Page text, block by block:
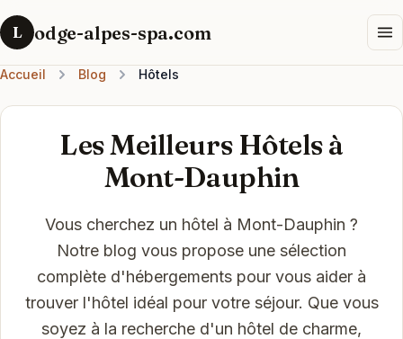
L odge-alpes-spa.com
Accueil Blog Hôtels
Les Meilleurs Hôtels à
Mont-Dauphin
Vous cherchez un hôtel à Mont-Dauphin ?
Notre blog vous propose une sélection
complète d'hébergements pour vous aider à
trouver l'hôtel idéal pour votre séjour. Que vous
soyez à la recherche d'un hôtel de charme,